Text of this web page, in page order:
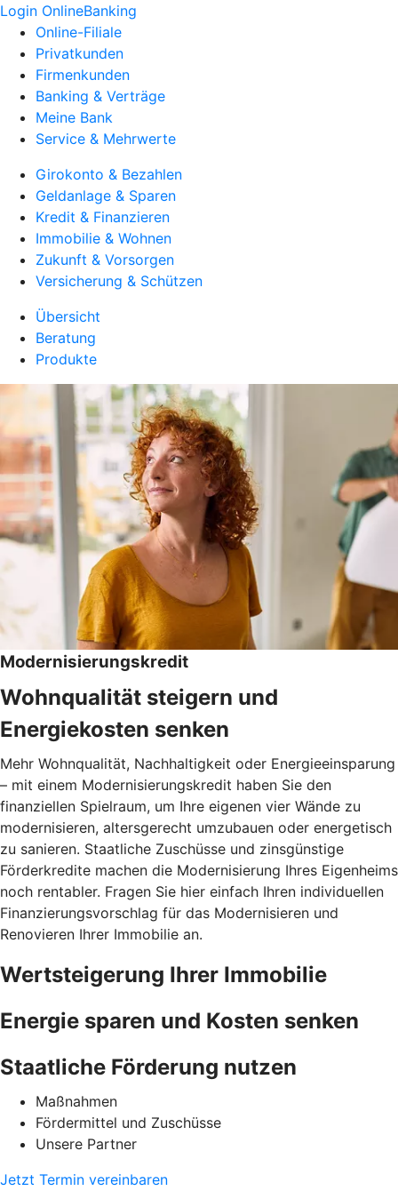
Login OnlineBanking
Online-Filiale
Privatkunden
Firmenkunden
Banking & Verträge
Meine Bank
Service & Mehrwerte
Girokonto & Bezahlen
Geldanlage & Sparen
Kredit & Finanzieren
Immobilie & Wohnen
Zukunft & Vorsorgen
Versicherung & Schützen
Übersicht
Beratung
Produkte
Modernisierungskredit
Wohnqualität steigern und
Energiekosten senken
Mehr Wohnqualität, Nachhaltigkeit oder Energieeinsparung
– mit einem Modernisierungskredit haben Sie den
finanziellen Spielraum, um Ihre eigenen vier Wände zu
modernisieren, altersgerecht umzubauen oder energetisch
zu sanieren. Staatliche Zuschüsse und zinsgünstige
Förderkredite machen die Modernisierung Ihres Eigenheims
noch rentabler. Fragen Sie hier einfach Ihren individuellen
Finanzierungsvorschlag für das Modernisieren und
Renovieren Ihrer Immobilie an.
Wertsteigerung Ihrer Immobilie
Energie sparen und Kosten senken
Staatliche Förderung nutzen
Maßnahmen
Fördermittel und Zuschüsse
Unsere Partner
Jetzt Termin vereinbaren